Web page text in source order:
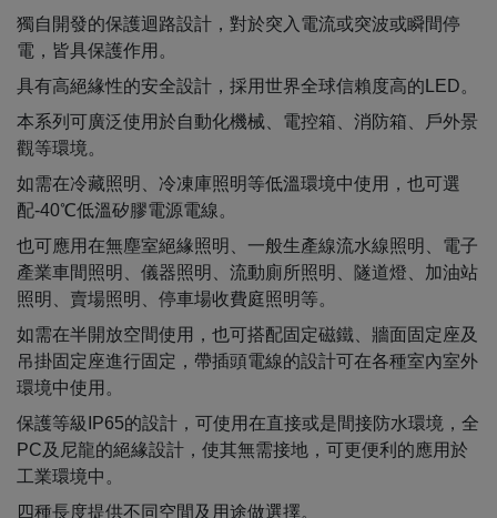
獨自開發的保護迴路設計，對於突入電流或突波或瞬間停
電，皆具保護作用。
具有高絕緣性的安全設計，採用世界全球信賴度高的LED。
本系列可廣泛使用於自動化機械、電控箱、消防箱、戶外景
觀等環境。
如需在冷藏照明、冷凍庫照明等低溫環境中使用，也可選
配-40℃低溫矽膠電源電線。
也可應用在無塵室絕緣照明、一般生產線流水線照明、電子
產業車間照明、儀器照明、流動廁所照明、隧道燈、加油站
照明、賣場照明、停車場收費庭照明等。
如需在半開放空間使用，也可搭配固定磁鐵、牆面固定座及
吊掛固定座進行固定，帶插頭電線的設計可在各種室內室外
環境中使用。
保護等級IP65的設計，可使用在直接或是間接防水環境，全
PC及尼龍的絕緣設計，使其無需接地，可更便利的應用於
工業環境中。
四種長度提供不同空間及用途做選擇。